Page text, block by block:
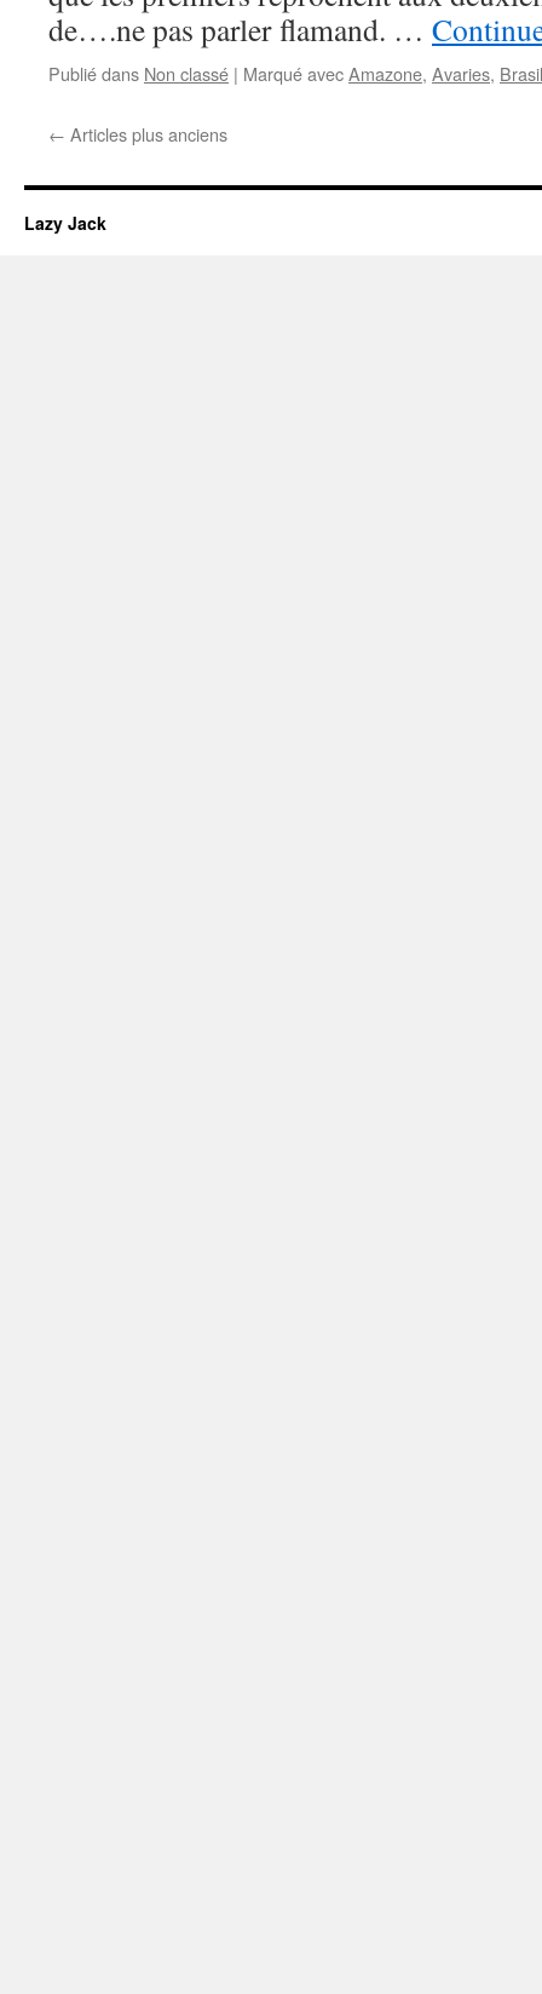
de….ne pas parler flamand. …
Publié dans Non classé | Marqué avecAmazone, Avaries, Brasil
← Articles plus anciens
Lazy Jack